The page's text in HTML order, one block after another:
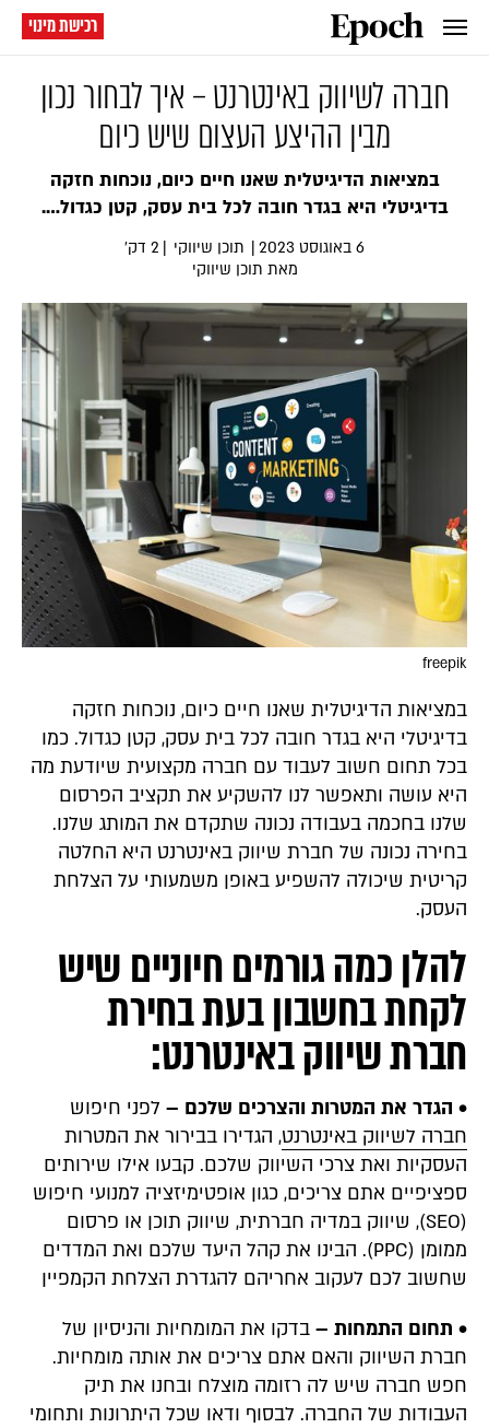
רכישת מינוי
חברה לשיווק באינטרנט – איך לבחור נכון
מבין ההיצע העצום שיש כיום
במציאות הדיגיטלית שאנו חיים כיום, נוכחות חזקה
בדיגיטלי היא בגדר חובה לכל בית עסק, קטן כגדול….
6 באוגוסט 2023 | תוכן שיווקי | 2 דק׳
מאת תוכן שיווקי
freepik
במציאות הדיגיטלית שאנו חיים כיום, נוכחות חזקה
בדיגיטלי היא בגדר חובה לכל בית עסק, קטן כגדול. כמו
בכל תחום חשוב לעבוד עם חברה מקצועית שיודעת מה
היא עושה ותאפשר לנו להשקיע את תקציב הפרסום
שלנו בחכמה בעבודה נכונה שתקדם את המותג שלנו.
בחירה נכונה של חברת שיווק באינטרנט היא החלטה
קריטית שיכולה להשפיע באופן משמעותי על הצלחת
העסק.
להלן כמה גורמים חיוניים שיש
לקחת בחשבון בעת בחירת
חברת שיווק באינטרנט:
• הגדר את המטרות והצרכים שלכם – לפני חיפוש
חברה לשיווק באינטרנט, הגדירו בבירור את המטרות
העסקיות ואת צרכי השיווק שלכם. קבעו אילו שירותים
ספציפיים אתם צריכים, כגון אופטימיזציה למנועי חיפוש
(SEO), שיווק במדיה חברתית, שיווק תוכן או פרסום
ממומן (PPC). הבינו את קהל היעד שלכם ואת המדדים
שחשוב לכם לעקוב אחריהם להגדרת הצלחת הקמפיין
• תחום התמחות – בדקו את המומחיות והניסיון של
חברת השיווק והאם אתם צריכים את אותה מומחיות.
חפש חברה שיש לה רזומה מוצלח ובחנו את תיק
העבודות של החברה. לבסוף ודאו שכל היתרונות ותחומי